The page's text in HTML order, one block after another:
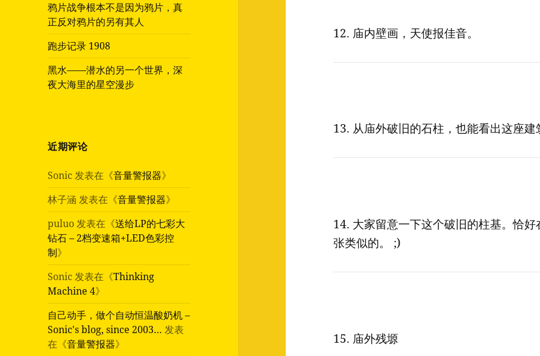
鸦片战争根本不是因为鸦片，真
正反对鸦片的另有其人
跑步记录 1908
黑水——潜水的另一个世界，深
夜大海里的星空漫步
近期评论
Sonic发表在《音量警报器》
林子涵 发表在《音量警报器》
puluo发表在《送给LP的七彩大
钻石 – 2档变速箱+LED色彩控
制》
Sonic发表在《Thinking
Machine 4》
自己动手，做个自动恒温酸奶机 –
Sonic's blog, since 2003… 发表
在《音量警报器》
12. 庙内壁画，天使报佳音。
13. 从庙外破旧的石柱，也能看出这座
14. 大家留意一下这个破旧的柱基。恰好
张类似的。 ;)
15. 庙外残塬